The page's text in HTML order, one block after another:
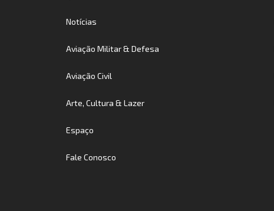
Notícias
Aviação Militar & Defesa
Aviação Civil
Arte, Cultura & Lazer
Espaço
Fale Conosco